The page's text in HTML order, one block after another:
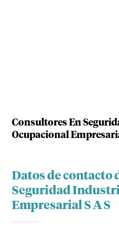
Consultores En
Ocupacional
Datos de contacto
Seguridad
Empresarial S A S